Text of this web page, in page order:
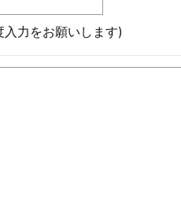
入力をお願いします)